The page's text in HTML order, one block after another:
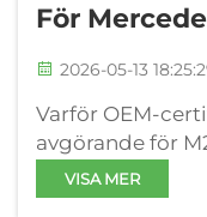
För
2026-05-13
Varför OEM-
avgörande för
Termisk och
OEM-
VISA MER